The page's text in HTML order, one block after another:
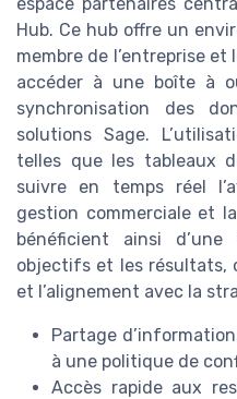
Hub. Ce hub offre un
membre de l’entreprise
accéder à une boîte à
synchronisation des
solutions Sage.
telles que les tableaux
suivre en temps réel
gestion commerciale et
bénéficient ainsi
objectifs et les résultats,
et l’alignement avec la
Partage
à une politique de
Accès rapide aux